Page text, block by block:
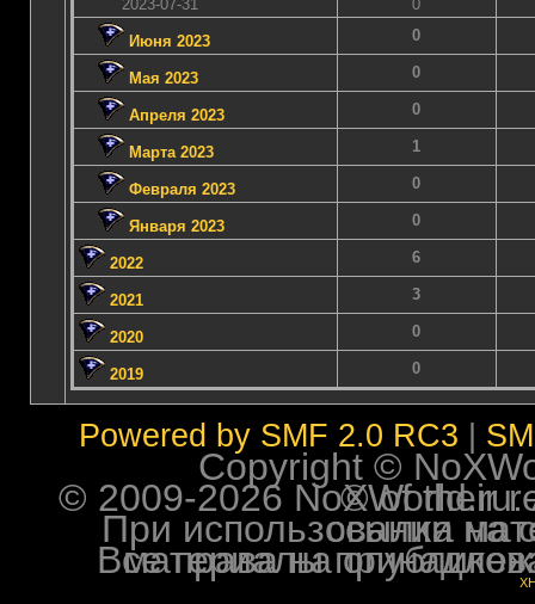
2023-07-31 0
Июня 2023 0
Мая 2023 0
Апреля 2023 0
Марта 2023 1
Февраля 2023 0
Января 2023 0
2022 6
2021 3
2020 0
2019 0
Powered by SMF 2.0 RC3
Copyright ©
© 2009-2026 NoXWorld.ru. All
При использовании
Все права на опубликованные на форуме